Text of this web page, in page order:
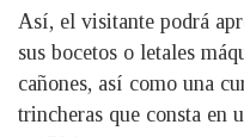
Así, el visitante podrá
sus bocetos o letales
cañones, así como una
trincheras que consta en